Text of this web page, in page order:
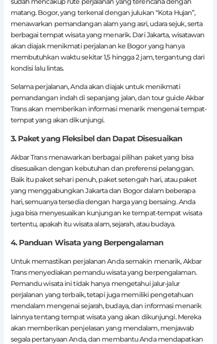
matang. Bogor, yang terkenal dengan julukan “Kota Hujan”,
menawarkan pemandangan alam yang asri, udara sejuk, serta
berbagai tempat wisata yang menarik. Dari Jakarta, wisatawan
akan diajak menikmati perjalanan ke Bogor yang hanya
membutuhkan waktu sekitar 1,5 hingga 2 jam, tergantung dari
kondisi lalu lintas.
Selama perjalanan, Anda akan diajak untuk menikmati
pemandangan indah di sepanjang jalan, dan tour guide Akbar
Trans akan memberikan informasi menarik mengenai tempat-
tempat yang akan dikunjungi.
3. Paket yang Fleksibel dan Dapat Disesuaikan
Akbar Trans menawarkan berbagai pilihan paket yang bisa
disesuaikan dengan kebutuhan dan preferensi pelanggan.
Baik itu paket sehari penuh, paket setengah hari, atau paket
yang menggabungkan Jakarta dan Bogor dalam beberapa
hari, semuanya tersedia dengan harga yang bersaing. Anda
juga bisa menyesuaikan kunjungan ke tempat-tempat wisata
tertentu, apakah itu wisata alam, sejarah, atau budaya.
4. Panduan Wisata yang Berpengalaman
Untuk memastikan perjalanan Anda semakin menarik, Akbar
Trans menyediakan pemandu wisata yang berpengalaman.
Pemandu wisata ini tidak hanya mengetahui jalur-jalur
perjalanan yang terbaik, tetapi juga memiliki pengetahuan
mendalam mengenai sejarah, budaya, dan informasi menarik
lainnya tentang tempat wisata yang akan dikunjungi. Mereka
akan memberikan penjelasan yang mendalam, menjawab
segala pertanyaan Anda, dan membantu Anda mendapatkan